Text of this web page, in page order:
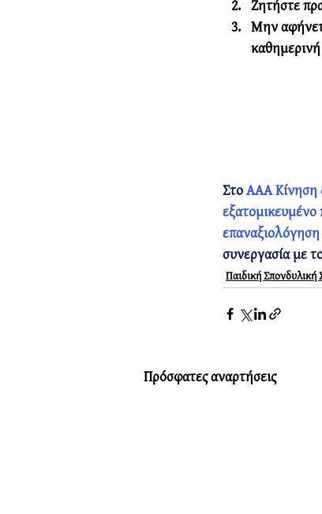
Ζητήστε
Μην
Στο ΑΑΑ Κίνηση
επαναξιολόγηση
συνεργασία με
Παιδική Σπονδυλική
Πρόσφατες αναρτήσεις